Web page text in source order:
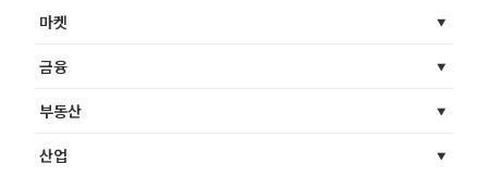
마켓
금융
부동산
산업